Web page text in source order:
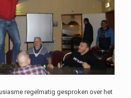
regelmatig gesproken over het